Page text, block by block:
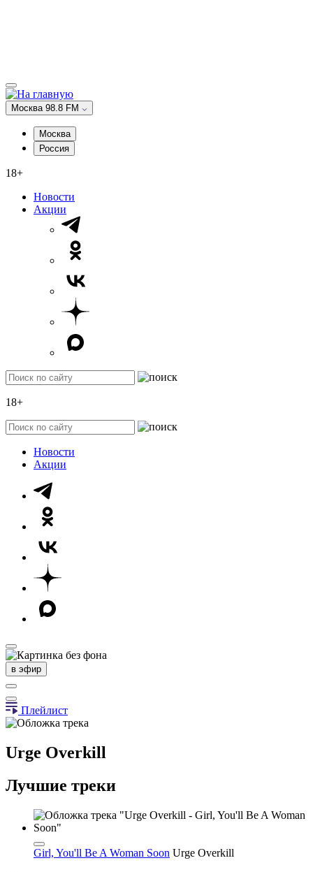
Москва 98.8 FM
Москва
Россия
18+
Новости
Акции
18+
Новости
Акции
в эфир
Плейлист
Urge Overkill
Лучшие треки
Girl, You'll Be A Woman Soon Urge Overkill